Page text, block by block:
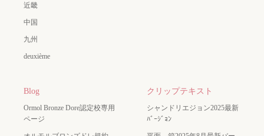
近畿
中国
九州
deuxième
Blog
Ormol Bronze Dore認定校専用
ページ
クリップテキスト
シャンドリエジョン2025最新
ﾊﾞｰｼﾞｮﾝ